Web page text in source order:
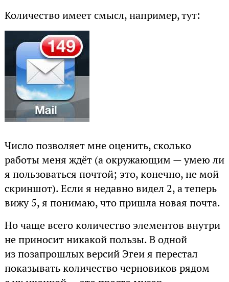
Количество имеет смысл, например, тут:
Число позволяет мне оценить, сколько
работы меня ждёт (а окружающим — умею ли
я пользоваться почтой; это, конечно, не мой
скриншот). Если я недавно видел 2, а теперь
вижу 5, я понимаю, что пришла новая почта.
Но чаще всего количество элементов внутри
не приносит никакой пользы. В одной
из позапрошлых версий Эгеи я перестал
показывать количество черновиков рядом